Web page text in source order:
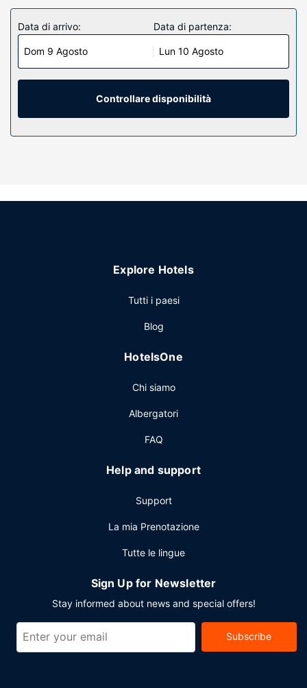
Soggiorna in una delle 59 camere della struttura, complete
di TV LCD. Grazie ad un comodo letto con materasso a
doppio strato dormirai sonni tranquilli. Il Wi-Fi gratuito ti
consente di restare in contatto con il mondo, mentre la TV
con canali via satellite è l'ideale per concedersi un po' di
svago. Il bagno in camera dispone di doccia, set di
cortesia gratuiti e asciugacapelli.
Attrattive della proprietà
Scopri i molti servizi ricreativi a disposizione, tra cui un
viene servita gratuitamente tutti i giorni dalle ore 06:30 alle
Potrai usufruire di una postazione PC, quotidiani gratuiti
offre 2 sale riunioni disponibili per eventi.
Data di arrivo:
Dom 9 Agosto
Data di partenza:
Lun 10 Agosto
Controllare disponibilità
Explore Hotels
Tutti i paesi
Blog
HotelsOne
Chi siamo
Albergatori
FAQ
Help and support
Support
La mia Prenotazione
Tutte le lingue
Sign Up for Newsletter
Stay informed about news and special offers!
Subscribe